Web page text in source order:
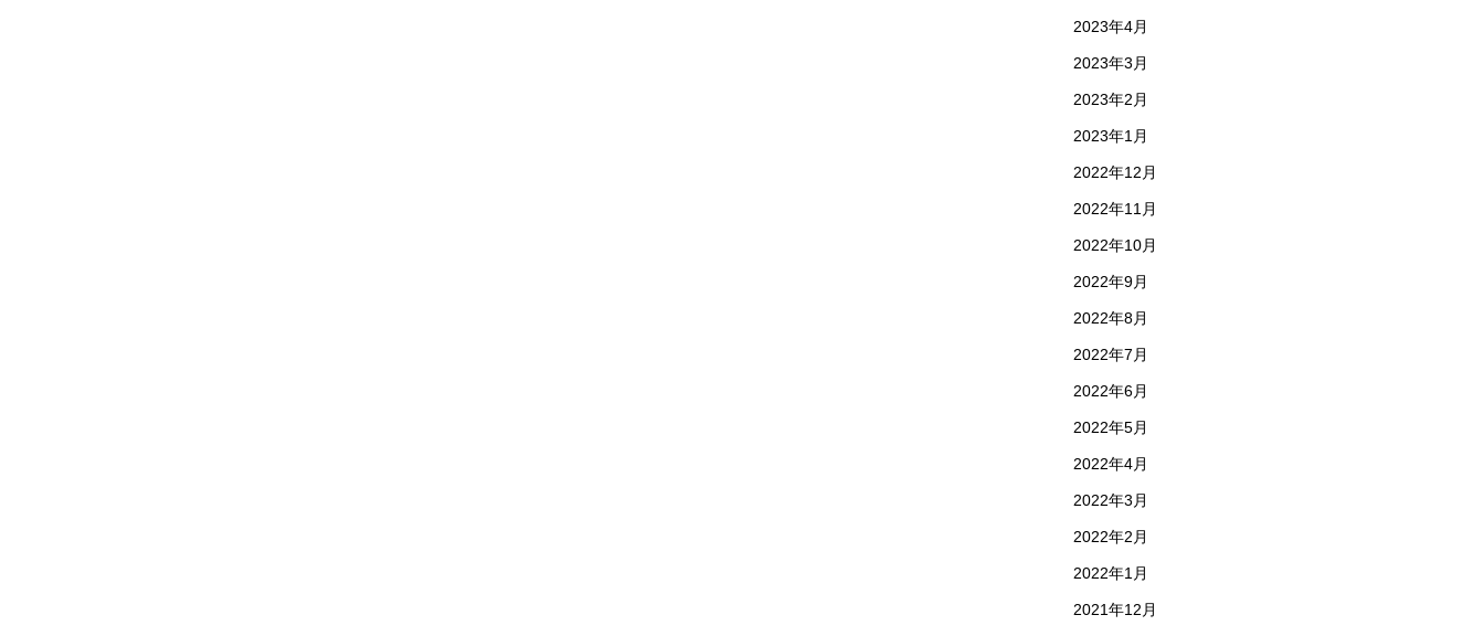
2023年4月
2023年3月
2023年2月
2023年1月
2022年12月
2022年11月
2022年10月
2022年9月
2022年8月
2022年7月
2022年6月
2022年5月
2022年4月
2022年3月
2022年2月
2022年1月
2021年12月